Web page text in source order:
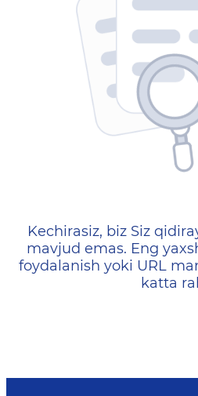
404 —
Kechirasiz, biz Siz
mavjud emas. Eng
foydalanish yoki URL
katta